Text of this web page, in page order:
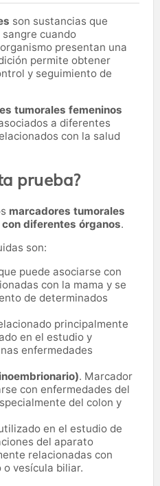
son sustancias que
cuando
presentan una
permite obtener
y seguimiento de
tumorales femeninos
a diferentes
con la salud
prueba?
marcadores tumorales
diferentes órganos.
son:
puede asociarse con
con la mama y se
de determinados
principalmente
en el estudio y
enfermedades
. Marcador
con enfermedades del
del colon y
en el estudio de
del aparato
relacionadas con
o vesícula biliar.